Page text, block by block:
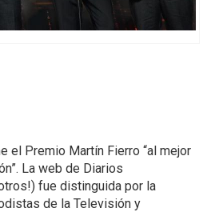
el Premio Martín Fierro “al mejor
La web de Diarios
fue distinguida por la
de la Televisión y